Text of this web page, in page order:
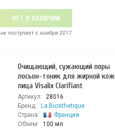
НЕТ В НАЛИЧИИ
не поступает c ноября 2017
Очищающий, сужающий поры
лосьон-тоник для жирной
лица Visalix Clarifiant
Артикул:
28016
Бренд:
La Biosthetique
Страна:
Франция
Объем:
100 мл